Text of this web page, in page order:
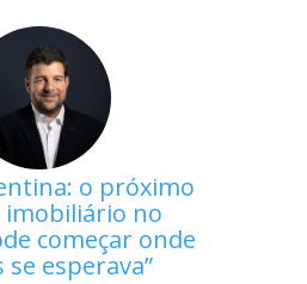
o próximo
imobiliário no
começar onde
se esperava